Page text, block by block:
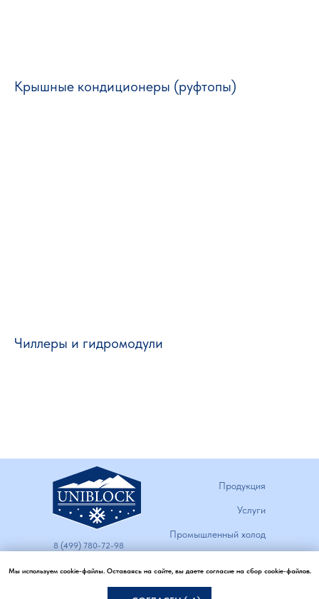
Крышные кондиционеры (руфтопы)
Чиллеры и гидромодули
Продукция
Услуги
Промышленный холод
кондиционирование
8 (499) 780-72-98
127253, г.Москва,
Лианозовский проезд, дом 6
Мы используем cookie-файлы. Оставаясь на сайте, вы даете согласие на сбор cookie-файлов.